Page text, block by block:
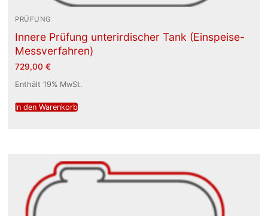
PRÜFUNG
Innere Prüfung unterirdischer Tank (Einspeise-
Messverfahren)
729,00 €
Enthält 19% MwSt.
In den Warenkorb